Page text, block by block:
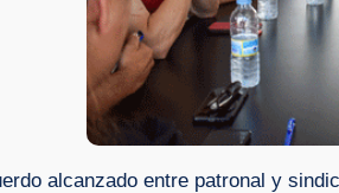
alcanzado entre patronal y